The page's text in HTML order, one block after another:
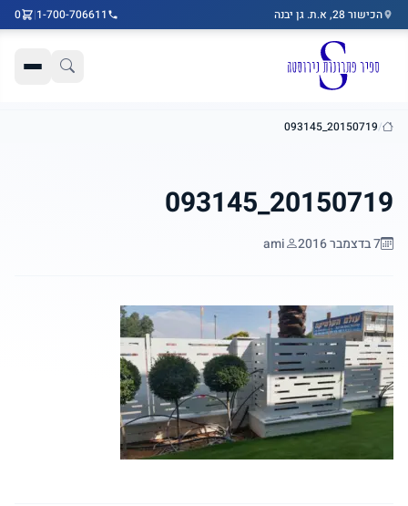
דלג לתוכן הראשי
הכישור 28, א.ת. גן יבנה 1-700-706611
|
0
בית
/
20150719_093145
20150719_093145
7 בדצמבר 2016 ami